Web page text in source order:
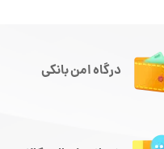
درگاه امن بانکی